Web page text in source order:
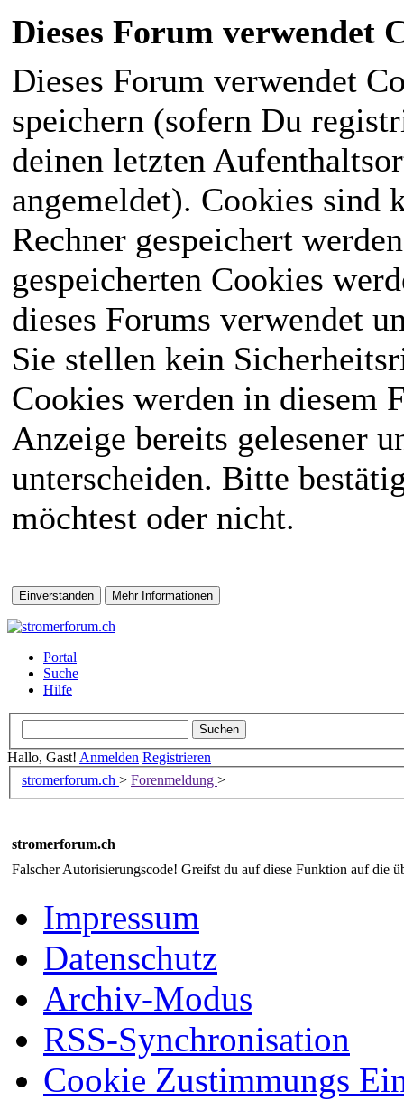
Dieses Forum verwendet
Dieses Forum verwendet
speichern (sofern Du
deinen letzten
angemeldet). Cookies sind
Rechner gespeichert
gespeicherten Cookies
dieses Forums verwendet
Sie stellen kein
Cookies werden in diesem
Anzeige bereits gelesener
unterscheiden. Bitte
möchtest oder nicht.
Portal
Suche
Hilfe
Hallo, Gast! Anmelden Registrieren
stromerforum.ch > Forenmeldung >
stromerforum.ch
Falscher Autorisierungscode! Greifst du auf diese Funktion auf die
Impressum
Datenschutz
Archiv-Modus
RSS-Synchronisation
Cookie Zustimmungs